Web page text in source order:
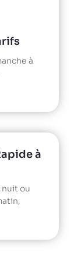
à
à
nuit ou